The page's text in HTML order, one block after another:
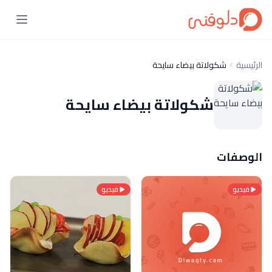
الرئيسية شكولاتة بيضاء سايحة
شكولاتة بيضاء سايحة
الوصفات
فيديو فيديو